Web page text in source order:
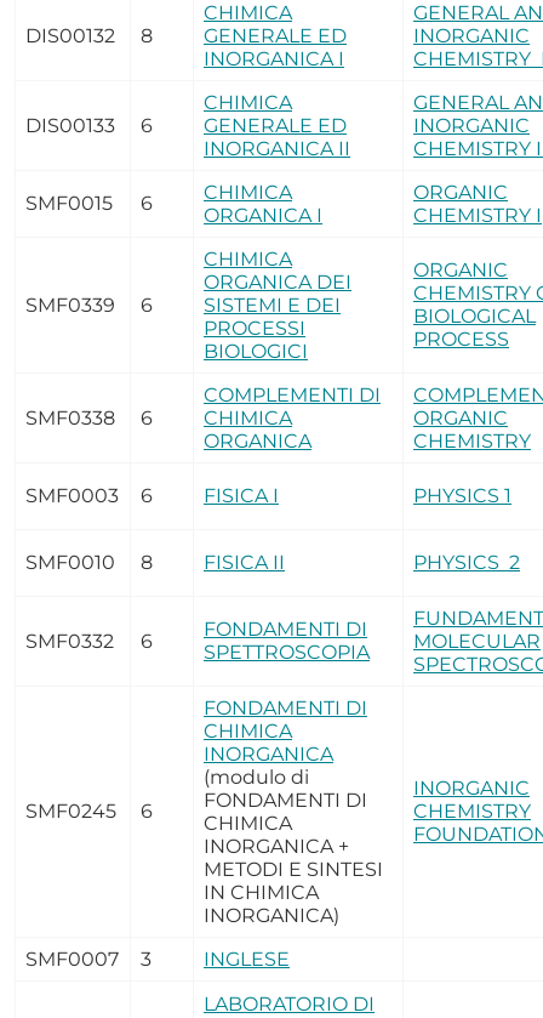
DIS00132 8
CHIMICA
GENERALE ED
INORGANICA I
GENERAL
INORGANIC
CHEMISTRY
DIS00133 6
CHIMICA
GENERALE ED
INORGANICA II
GENERAL
INORGANIC
CHEMISTRY
SMF0015 6
CHIMICA
ORGANICA I
ORGANIC
CHEMISTRY I
SMF0339 6
CHIMICA
ORGANICA DEI
SISTEMI E DEI
PROCESSI
BIOLOGICI
ORGANIC
CHEMISTRY
BIOLOGICAL
PROCESS
SMF0338 6
COMPLEMENTI DI
CHIMICA
ORGANICA
ORGANIC
CHEMISTRY
SMF0003 6 FISICA I PHYSICS 1
SMF0010 8 FISICA II PHYSICS 2
SMF0332 6
FONDAMENTI DI
SPETTROSCOPIA
MOLECULAR
SMF0245 6
FONDAMENTI DI
CHIMICA
INORGANICA
(modulo di
FONDAMENTI DI
CHIMICA
INORGANICA +
METODI E SINTESI
IN CHIMICA
INORGANICA)
INORGANIC
CHEMISTRY
SMF0007 3 INGLESE
LABORATORIO DI